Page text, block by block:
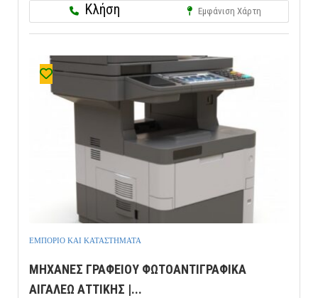
Κλήση
Εμφάνιση Χάρτη
ΕΜΠΟΡΙΟ ΚΑΙ ΚΑΤΑΣΤΗΜΑΤΑ
ΜΗΧΑΝΕΣ ΓΡΑΦΕΙΟΥ ΦΩΤΟΑΝΤΙΓΡΑΦΙΚΑ
ΑΙΓΑΛΕΩ ΑΤΤΙΚΗΣ |...